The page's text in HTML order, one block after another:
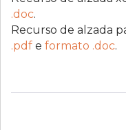
.doc.
Recurso de alzada
.pdf e formato .doc.